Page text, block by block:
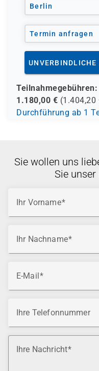
Berlin
Termin anfragen
UNVERBINDLICHE
Teilnahmegebühren:
1.180,00 € (1.404,20
Durchführung ab 1
Sie wollen uns
Sie
Ihr Vorname
Ihr Nachname
E-Mail
Ihre Telefonnummer
Ihre Nachricht